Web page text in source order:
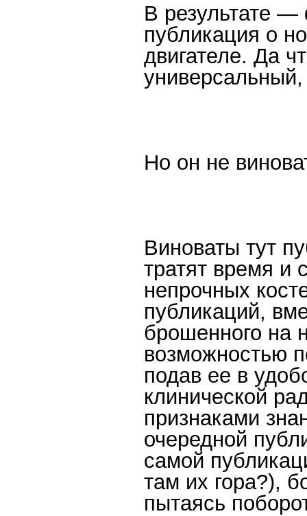
В результате
публикация о
двигателе. Да
Но он не
Виноваты тут
тратят время и
непрочных
публикаций,
брошенного на
возможностью
подав ее в
клинической
признаками
очередной
самой
там их гора?),
пытаясь